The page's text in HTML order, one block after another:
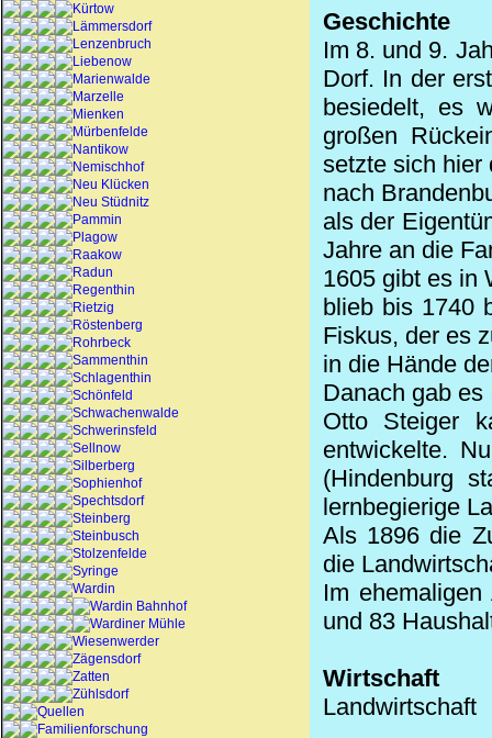
Kürtow
Lämmersdorf
Lenzenbruch
Liebenow
Marienwalde
Marzelle
Mienken
Mürbenfelde
Nantikow
Nemischhof
Neu Klücken
Neu Stüdnitz
Pammin
Plagow
Raakow
Radun
Regenthin
Rietzig
Röstenberg
Rohrbeck
Sammenthin
Schlagenthin
Schönfeld
Schwachenwalde
Schwerinsfeld
Sellnow
Silberberg
Sophienhof
Spechtsdorf
Steinberg
Steinbusch
Stolzenfelde
Syringe
Wardin
Wardin Bahnhof
Wardiner Mühle
Wiesenwerder
Zägensdorf
Zatten
Zühlsdorf
Quellen
Familienforschung
Geschichte
Im 8. und 9.
Dorf. In der
besiedelt, es
großen
setzte sich hier
nach
als der
Jahre an die
1605 gibt es in
blieb bis 1740
Fiskus, der es
in die Hände
Danach gab
Otto Steiger
entwickelte.
(Hindenburg
lernbegierige
Als 1896 die
die
Im
und 83
Wirtschaft
Landwirtschaft